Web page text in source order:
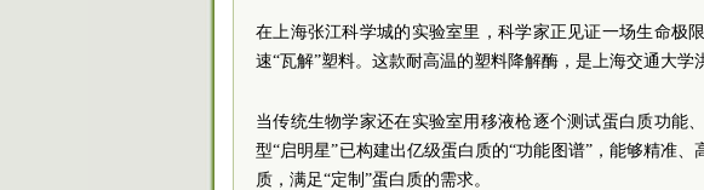
在上海张江科学城的实验室里，科学家正见证一场生命
速“瓦解”塑料。这款耐高温的塑料降解酶，是上海交通大学
当传统生物学家还在实验室用移液枪逐个测试蛋白质功能
型“启明星”已构建出亿级蛋白质的“功能图谱”，能够精准
质，满足“定制”蛋白质的需求。